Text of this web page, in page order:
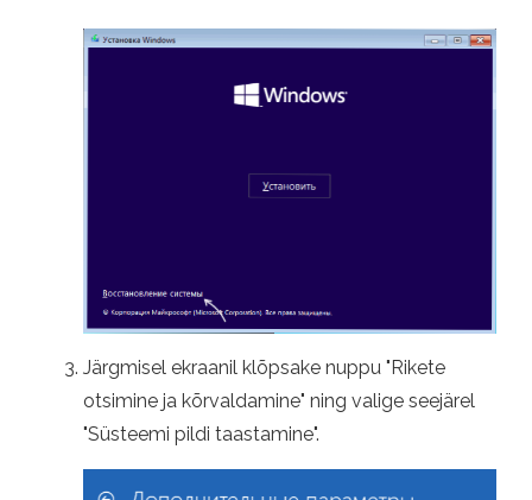
Järgmisel ekraanil klõpsake nuppu "Rikete
otsimine ja kõrvaldamine" ning valige seejärel
"Süsteemi pildi taastamine".